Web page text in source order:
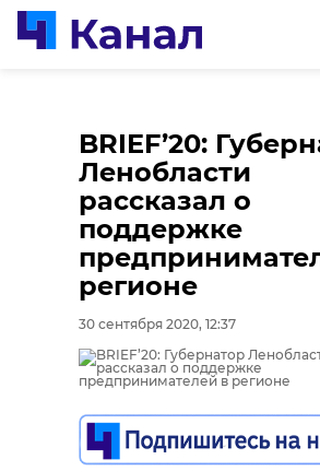
BRIEF’20:
Ленобласти
рассказал о
поддержке
регионе
30 сентября 2020, 12:37
0:00
В Гатчинском
добровольцы
0:00
Сосновоборец
разгадал тайну